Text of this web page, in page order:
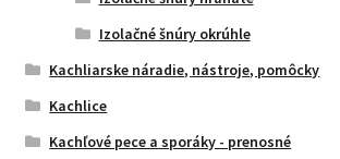
Izolačné šnúry okrúhle
Kachliarske náradie, nástroje, pomôcky
Kachlice
Kachľové pece a sporáky - prenosné